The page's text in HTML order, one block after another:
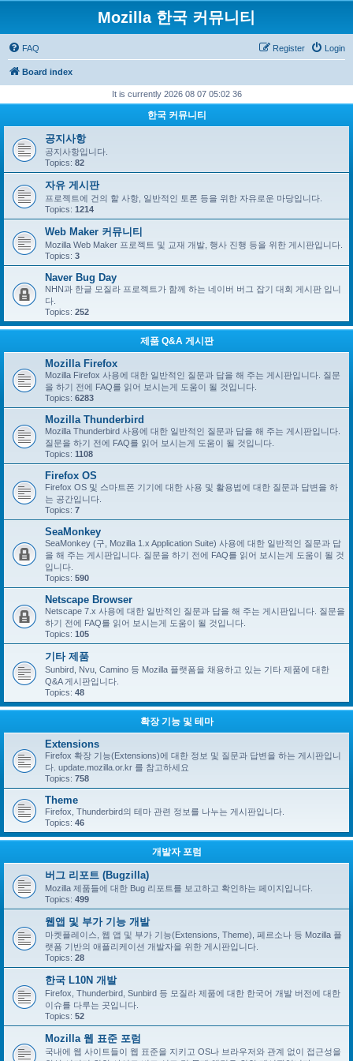
Mozilla 한국 커뮤니티
FAQ Login
Register
Board index
It is currently 2026 08 07 05:02 36
한국 커뮤니티
공지사항
공지사항입니다.
Topics: 82
자유 게시판
프로젝트에 건의 할 사항, 일반적인 토론 등을 위한 자유로운 마당입니다.
Topics: 1214
Web Maker 커뮤니티
Mozilla Web Maker 프로젝트 및 교재 개발, 행사 진행 등을 위한 게시판입니다.
Topics: 3
Naver Bug Day
NHN과 한글 모질라 프로젝트가 함께 하는 네이버 버그 잡기 대회 게시판 입니
다.
Topics: 252
제품 Q&A 게시판
Mozilla Firefox
Mozilla Firefox 사용에 대한 일반적인 질문과 답을 해 주는 게시판입니다. 질문
을 하기 전에 FAQ를 읽어 보시는게 도움이 될 것입니다.
Topics: 6283
Mozilla Thunderbird
Mozilla Thunderbird 사용에 대한 일반적인 질문과 답을 해 주는 게시판입니다.
질문을 하기 전에 FAQ를 읽어 보시는게 도움이 될 것입니다.
Topics: 1108
Firefox OS
Firefox OS 및 스마트폰 기기에 대한 사용 및 활용법에 대한 질문과 답변을 하
는 공간입니다.
Topics: 7
SeaMonkey
SeaMonkey (구, Mozilla 1.x Application Suite) 사용에 대한 일반적인 질문과 답
을 해 주는 게시판입니다. 질문을 하기 전에 FAQ를 읽어 보시는게 도움이 될 것
입니다.
Topics: 590
Netscape Browser
Netscape 7.x 사용에 대한 일반적인 질문과 답을 해 주는 게시판입니다. 질문을
하기 전에 FAQ를 읽어 보시는게 도움이 될 것입니다.
Topics: 105
기타 제품
Sunbird, Nvu, Camino 등 Mozilla 플랫폼을 채용하고 있는 기타 제품에 대한
Q&A 게시판입니다.
Topics: 48
확장 기능 및 테마
Extensions
Firefox 확장 기능(Extensions)에 대한 정보 및 질문과 답변을 하는 게시판입니
다. update.mozilla.or.kr 를 참고하세요
Topics: 758
Theme
Firefox, Thunderbird의 테마 관련 정보를 나누는 게시판입니다.
Topics: 46
개발자 포럼
버그 리포트 (Bugzilla)
Mozilla 제품들에 대한 Bug 리포트를 보고하고 확인하는 페이지입니다.
Topics: 499
웹앱 및 부가 기능 개발
마켓플레이스, 웹 앱 및 부가 기능(Extensions, Theme), 페르소나 등 Mozilla 플
랫폼 기반의 애플리케이션 개발자을 위한 게시판입니다.
Topics: 28
한국 L10N 개발
Firefox, Thunderbird, Sunbird 등 모질라 제품에 대한 한국어 개발 버전에 대한
이슈를 다루는 곳입니다.
Topics: 52
Mozilla 웹 표준 포럼
국내에 웹 사이트들이 웹 표준을 지키고 OS나 브라우저와 관계 없이 접근성을